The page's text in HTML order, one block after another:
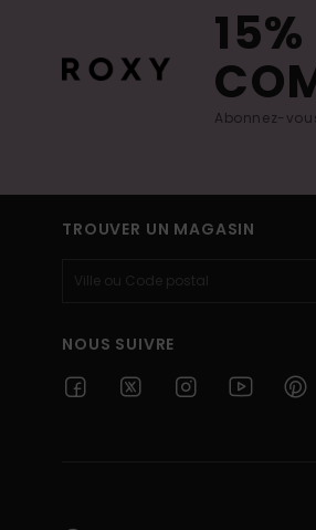
Abonnez-
TROUVER UN MAGASIN
NOUS SUIVRE